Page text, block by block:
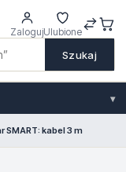
Szukaj
ZalogujUlubione
▾
SMART: kabel 3 m